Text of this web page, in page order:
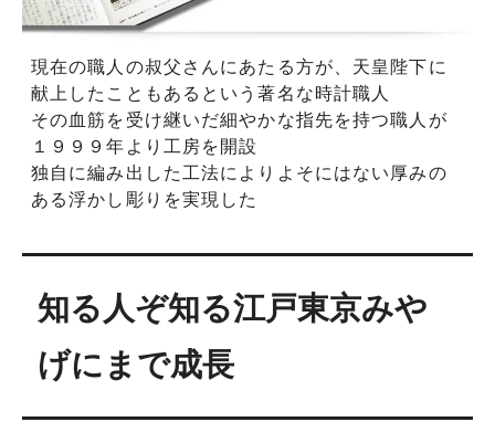
現在の職人の叔父さんにあたる方が、天皇陛下に
献上したこともあるという著名な時計職人
その血筋を受け継いだ細やかな指先を持つ職人が
１９９９年より工房を開設
独自に編み出した工法によりよそにはない厚みの
ある浮かし彫りを実現した
知る人ぞ知る江戸東京みや
げにまで成長